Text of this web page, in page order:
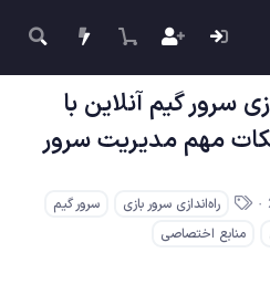
سرور گیم آنلاین با
مهم مدیریت سرور
چ
راه‌اندازی سرور بازی
سرور گیم
منابع اختصاصی